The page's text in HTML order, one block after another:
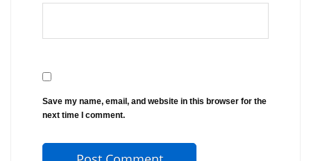
Save my name, email, and website in this browser for the
next time I comment.